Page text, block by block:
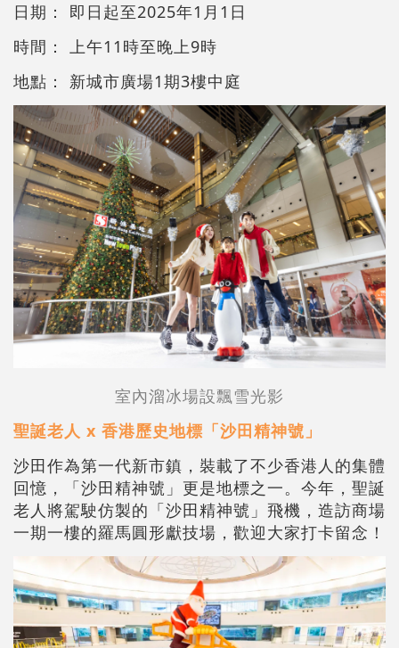
日期： 即日起至2025年1月1日
時間： 上午11時至晚上9時
地點： 新城市廣場1期3樓中庭
室內溜冰場設飄雪光影
聖誕老人 x 香港歷史地標「沙田精神號」
沙田作為第一代新市鎮，裝載了不少香港人的集體
回憶，「沙田精神號」更是地標之一。今年，聖誕
老人將駕駛仿製的「沙田精神號」飛機，造訪商場
一期一樓的羅馬圓形獻技場，歡迎大家打卡留念！